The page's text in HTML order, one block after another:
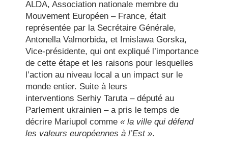
ALDA, Association nationale membre du
Mouvement Européen – France, était
représentée par la Secrétaire Générale,
Antonella Valmorbida, et Imislawa Gorska,
Vice-présidente, qui ont expliqué l’importance
de cette étape et les raisons pour lesquelles
l’action au niveau local a un impact sur le
monde entier. Suite à leurs
interventions Serhiy Taruta – député au
Parlement ukrainien – a pris le temps de
décrire Mariupol comme« la ville qui défend
les valeurs européennes à l’Est ».